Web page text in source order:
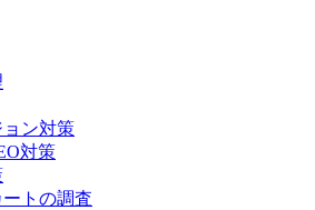
ン対策
対策
トの調査